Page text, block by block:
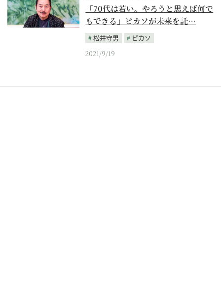
「70代は若い。やろうと思えば何で
もできる」ピカソが未来を託…
松井守男
ピカソ
2021/9/19